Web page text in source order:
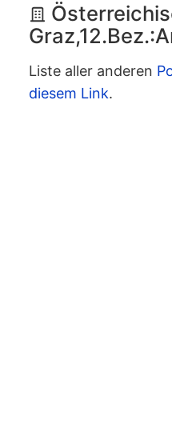
Liste aller anderen
diesem Link.